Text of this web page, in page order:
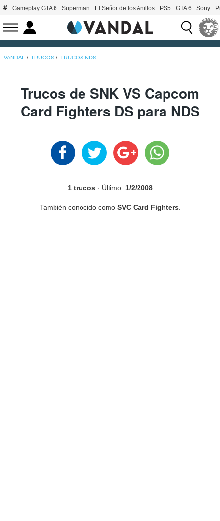
Gameplay GTA 6 Superman El Señor de los Anillos PS5 GTA 6 Sony
VANDAL TRUCOS TRUCOS NDS
Trucos de SNK VS Capcom
Card Fighters DS para NDS
1 trucos · Último: 1/2/2008
También conocido como SVC Card Fighters